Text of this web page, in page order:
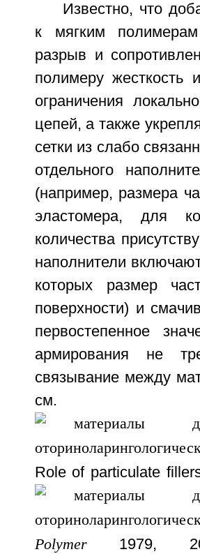
Известно, что
к мягким
разрыв и
полимеру жесткость
ограничения
цепей, а также
сетки из слабо
отдельного
(например, размера
эластомера, для
количества
наполнители
которых размер
поверхности) и
первостепенное
армирования не
связывание между
см.
Role of particulate
Polymer1979,